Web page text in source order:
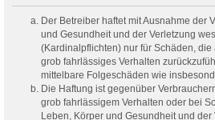
Der Betreiber haftet mit Ausnahme der
und Gesundheit und der Verletzung
(Kardinalpflichten) nur für Schäden,
grob fahrlässiges Verhalten
mittelbare Folgeschäden wie
Die Haftung ist gegenüber
grob fahrlässigem Verhalten oder bei
Leben, Körper und Gesundheit und